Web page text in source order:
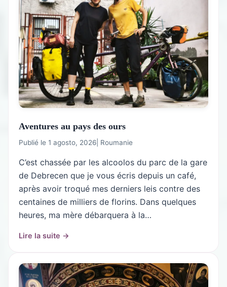
Aventures au pays des ours
Publié le 1 agosto, 2026 Roumanie
C’est chassée par les alcoolos du parc de la gare
de Debrecen que je vous écris depuis un café,
après avoir troqué mes derniers leis contre des
centaines de milliers de florins. Dans quelques
heures, ma mère débarquera à la…
Lire la suite →